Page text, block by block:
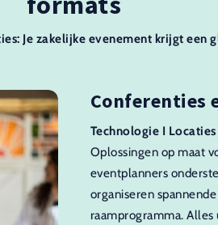
Je zakelijke evenement krijgt een
Conferenties
Technologie I
Oplossingen op maat
eventplanners
organiseren
raamprogramma.